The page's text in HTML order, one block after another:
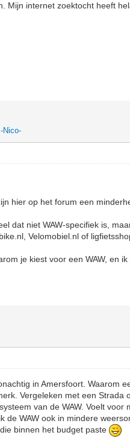
Mijn internet zoektocht heeft
-Nico-
hier op het forum een
dat niet WAW-specifiek is,
Velomobiel.nl of
je kiest voor een WAW, en
in Amersfoort. Waarom
Vergeleken met een
van de WAW. Voelt
de WAW ook in mindere
binnen het budget paste